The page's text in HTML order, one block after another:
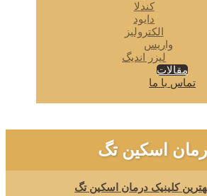
کندلا
دایود
الکترولیز
واریس
لیزر اندیگ
مقالات
تماس با ما
اسکین تگ
کلینیک درمان اسکین تگ